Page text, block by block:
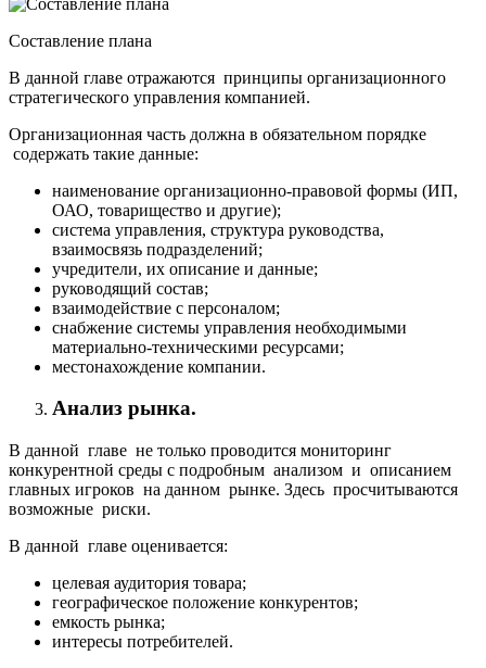
Составление плана
В данной главе отражаются принципы организационного
стратегического управления компанией.
Организационная часть должна в обязательном порядке
содержать такие данные:
наименование организационно-правовой формы (ИП,
ОАО, товарищество и другие);
система управления, структура руководства,
взаимосвязь подразделений;
учредители, их описание и данные;
руководящий состав;
взаимодействие с персоналом;
снабжение системы управления необходимыми
материально-техническими ресурсами;
местонахождение компании.
Анализ рынка.
В данной главе не только проводится мониторинг
конкурентной среды с подробным анализом и описанием
главных игроков на данном рынке. Здесь просчитываются
возможные риски.
В данной главе оценивается:
целевая аудитория товара;
географическое положение конкурентов;
емкость рынка;
интересы потребителей.